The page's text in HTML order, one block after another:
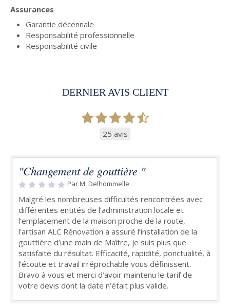
Assurances
Garantie décennale
Responsabilité professionnelle
Responsabilité civile
DERNIER AVIS CLIENT
25 avis
"Changement de gouttière "
Par M. Delhommelle
Malgré les nombreuses difficultés rencontrées avec
différentes entités de l’administration locale et
l’emplacement de la maison proche de la route,
l'artisan ALC Rénovation a assuré l’installation de la
gouttière d’une main de Maître, je suis plus que
satisfaite du résultat. Efficacité, rapidité, ponctualité, à
l’écoute et travail irréprochable vous définissent.
Bravo à vous et merci d’avoir maintenu le tarif de
votre devis dont la date n’était plus valide.